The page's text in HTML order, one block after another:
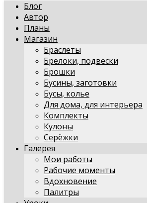
Блог
Автор
Планы
Магазин
Браслеты
Брелоки, подвески
Брошки
Бусины, заготовки
Бусы, колье
Для дома, для интерьера
Комплекты
Кулоны
Серёжки
Галерея
Мои работы
Рабочие моменты
Вдохновение
Палитры